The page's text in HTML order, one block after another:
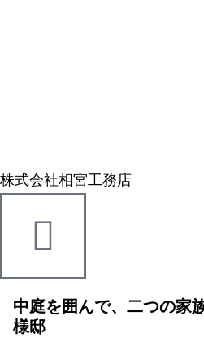
株式会社相宮工務店
中庭を囲んで、二つの家
様邸